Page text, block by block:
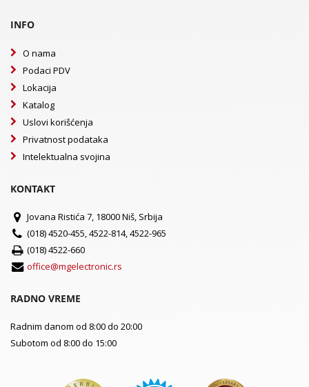
INFO
O nama
Podaci PDV
Lokacija
Katalog
Uslovi korišćenja
Privatnost podataka
Intelektualna svojina
KONTAKT
Jovana Ristića 7, 18000 Niš, Srbija
(018) 4520-455, 4522-814, 4522-965
(018) 4522-660
office@mgelectronic.rs
RADNO VREME
Radnim danom od 8:00 do 20:00
Subotom od 8:00 do 15:00